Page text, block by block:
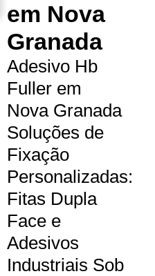
em Nova
Granada
Adesivo Hb
Fuller em
Nova Granada
Soluções de
Fixação
Personalizadas:
Fitas Dupla
Face e
Adesivos
Industriais Sob